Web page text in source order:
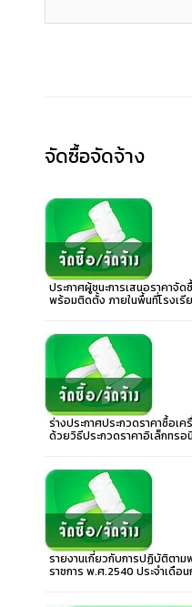
จัดซื้อจัดจ้าง
ประกาศผู้ชนะการเสนอราคา
พร้อมติดตั้ง ภายในพื้นที่โรงเรี
ร่างประกาศประกวดราคาซื้อ
ด้วยวิธีประกวดราคาอิเล็กทร
รายงานเกี่ยวกับการปฏิบัติตา
ราชการ พ.ศ.2540 ประจำเดือ